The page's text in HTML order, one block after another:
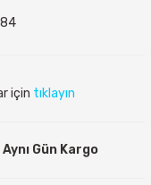
için tıklayın
Aynı Gün Kargo